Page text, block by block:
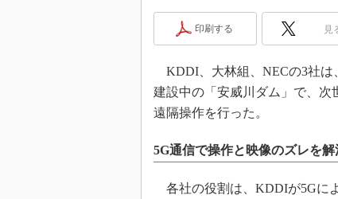
印刷する 見
KDDI、大林組、NECの3社は
建設中の「安威川ダム」で、次
遠隔操作を行った。
5G通信で操作と映像のズレを
各社の役割は、KDDIが5Gに